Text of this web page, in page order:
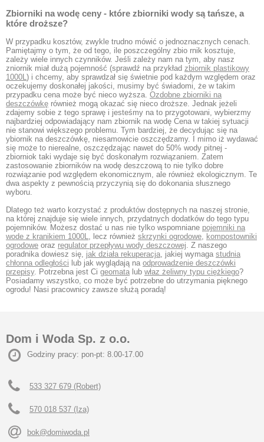
Zbiorniki na wodę ceny - które zbiorniki wody są tańsze, a
które droższe?
W przypadku kosztów, zwykle trudno mówić o jednoznacznych cenach.
Pamiętajmy o tym, że od tego, ile poszczególny zbio rnik kosztuje,
zależy wiele innych czynników. Jeśli zależy nam na tym, aby nasz
zniornik miał dużą pojemność (sprawdź na przykład zbiornik plastikowy
1000L) i chcemy, aby sprawdzał się świetnie pod każdym względem oraz
oczekujemy doskonałej jakości, musimy być świadomi, że w takim
przypadku cena może być nieco wyższa. Ozdobne zbiorniki na
deszczówkę również mogą okazać się nieco droższe. Jednak jeżeli
zdajemy sobie z tego sprawę i jesteśmy na to przygotowani, wybierzmy
najbardziej odpowiadający nam zbiornik na wodę Cena w takiej sytuacji
nie stanowi większego problemu. Tym bardziej, że decydując się na
ybiornik na deszczówkę, niesamowicie oszczędzamy. I mimo iż wydawać
się może to nierealne, oszczędzając nawet do 50% wody pitnej -
zbiorniok taki wydaje się być doskonałym rozwiązaniem. Zatem
zastosowanie zbiorników na wodę deszczową to nie tylko dobre
rozwiązanie pod względem ekonomicznym, ale również ekologicznym. Te
dwa aspekty z pewnością przyczynią się do dokonania słusznego
wyboru.
Dlatego też warto korzystać z produktów dostępnych na naszej stronie,
na której znajduje się wiele innych, przydatnych dodatków do tego typu
pojemników. Możesz dostać u nas nie tylko wspomniane pojemniki na
wode z kranikiem 1000L, lecz również skrzynki ogrodowe, kompostowniki
ogrodowe oraz regulator przepływu wody deszczowej. Z naszego
poradnika dowiesz się, jak działa rekuperacja, jakiej wymaga studnia
chłonna odległości lub jak wyglądają na odprowadzenie deszczówki
przepisy. Potrzebna jest Ci geomata lub właz żeliwny typu ciężkiego?
Posiadamy wszystko, co może być potrzebne do utrzymania pięknego
ogrodu! Nasi pracownicy zawsze służą poradą!
Dom i Woda Sp. z o.o.
Godziny pracy: pon-pt: 8.00-17.00
533 327 679 (Robert)
570 018 537 (Iza)
bok@domiwoda.pl